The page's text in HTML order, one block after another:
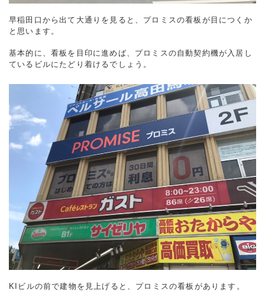
早稲田口から出て大通りを見ると、プロミスの看板が目につくか
と思います。
基本的に、看板を目印に進めば、プロミスの自動契約機が入居し
ているビルにたどり着けるでしょう。
KIビルの前で建物を見上げると、プロミスの看板があります。